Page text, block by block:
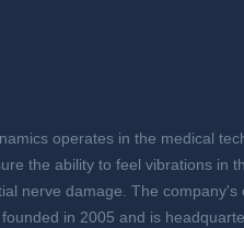
operates in the medical
the ability to feel vibrations in
nerve damage. The
in 2005 and is